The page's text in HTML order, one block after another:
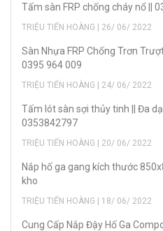
Tấm sàn FRP chống cháy nổ ||
TRIỆU TIẾN HOÀNG | 26/ 06/ 2022
Sàn Nhựa FRP Chống Trơn
0395 964 009
TRIỆU TIẾN HOÀNG | 24/ 06/ 2022
Tấm lót sàn sợi thủy tinh || Đa
0353842797
TRIỆU TIẾN HOÀNG | 20/ 06/ 2022
Nắp hố ga gang kích thước
kho
TRIỆU TIẾN HOÀNG | 18/ 06/ 2022
Cung Cấp Nắp Đậy Hố Ga